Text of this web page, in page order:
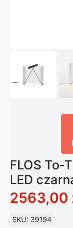
FLOS To-
LED
2563,00
SKU: 39194